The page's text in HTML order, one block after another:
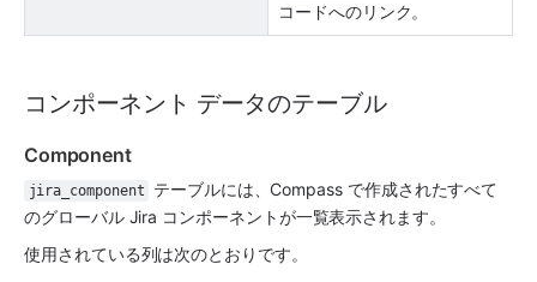
コードへのリンク。
コンポーネント データのテーブル
Component
jira_component
テーブルには、Compass で作成されたすべて
のグローバル Jira コンポーネントが一覧表示されます。
使用されている列は次のとおりです。